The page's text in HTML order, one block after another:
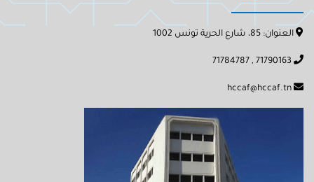
العنوان: 85، شارع الحرية تونس 1002